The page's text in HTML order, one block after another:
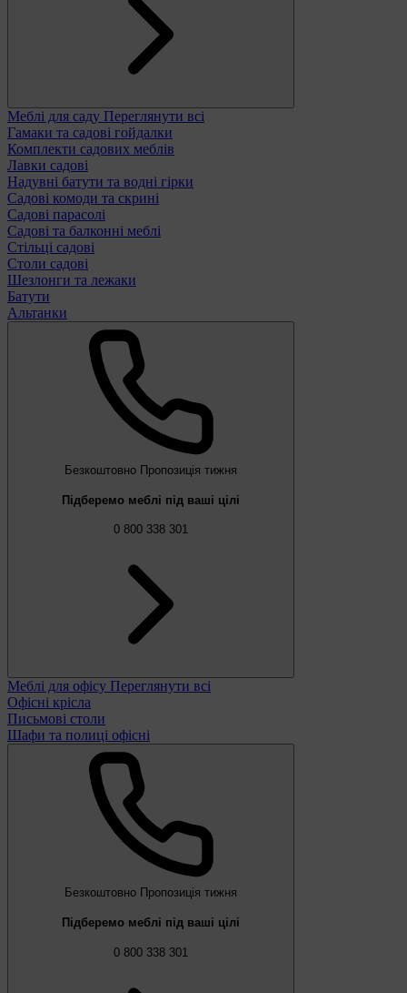
Меблі для саду Переглянути всі
Гамаки та садові гойдалки
Комплекти садових меблів
Лавки садові
Надувні батути та водні гірки
Садові комоди та скрині
Садові парасолі
Садові та балконні меблі
Стільці садові
Столи садові
Шезлонги та лежаки
Батути
Альтанки
Безкоштовно Пропозиція тижня
Підберемо меблі під ваші цілі
0 800 338 301
Меблі для офісу Переглянути всі
Офісні крісла
Письмові столи
Шафи та полиці офісні
Безкоштовно Пропозиція тижня
Підберемо меблі під ваші цілі
0 800 338 301